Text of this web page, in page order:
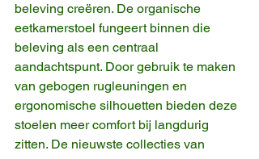
beleving creëren. De organische
eetkamerstoel fungeert binnen die
beleving als een centraal
aandachtspunt. Door gebruik te maken
van gebogen rugleuningen en
ergonomische silhouetten bieden deze
stoelen meer comfort bij langdurig
zitten. De nieuwste collecties van